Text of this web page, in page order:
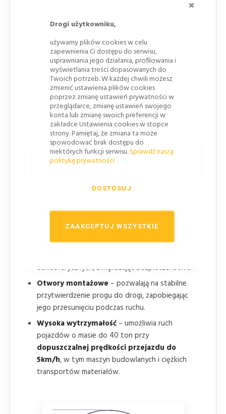
Drogi użytkowniku,
używamy plików cookies w celu
zapewnienia Ci dostępu do serwisu,
usprawniania jego działania, profilowania i
wyświetlania treści dopasowanych do
Twoich potrzeb. W każdej chwili możesz
zmienić ustawienia plików cookies
poprzez zmianę ustawień prywatności w
przeglądarce, zmianę ustawień swojego
konta lub zmianę swoich preferencji w
zakładce Ustawienia cookies w stopce
strony. Pamiętaj, że zmiana ta może
spowodować brak dostępu do
niektórych funkcji serwisu.Sprawdź naszą
politykę prywatności
ZAAKCEPTUJ WSZYSTKIE
DOSTOSUJ
Główne cechy progów kablowych
HEAVY 120
Duży kanał o średnicy 120 mm
przewodów, zapewniając ich ochronę przed
uszkodzeniami.
Elementy odblaskowe– poprawiają
atmosferycznych, zwiększając bezpieczeństwo.
Otwory montażowe – pozwalają na stabilne
przytwierdzenie progu do drogi, zapobiegając
jego przesunięciu podczas ruchu.
Wysoka wytrzymałość – umożliwia ruch
pojazdów o masie do 40 ton przy
dopuszczalnej prędkości przejazdu do
5km/h, w tym maszyn budowlanych i ciężkich
transportów materiałów.